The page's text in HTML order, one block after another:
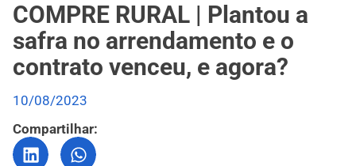
COMPRE RURAL | Plantou a
safra no arrendamento e o
contrato venceu, e agora?
10/08/2023
Compartilhar: